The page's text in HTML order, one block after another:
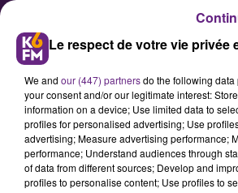
Basket : la JDA se
Nanterre
Le respect de votre vie privée
We and our (447) partnersdo the following
your consent and/or our legitimate interest:
information on a device; Use limited data to
profiles for personalised advertising; Use
advertising; Measure advertising performance;
performance; Understand audiences through
of data from different sources; Develop and
profiles to personalise content; Use profiles to